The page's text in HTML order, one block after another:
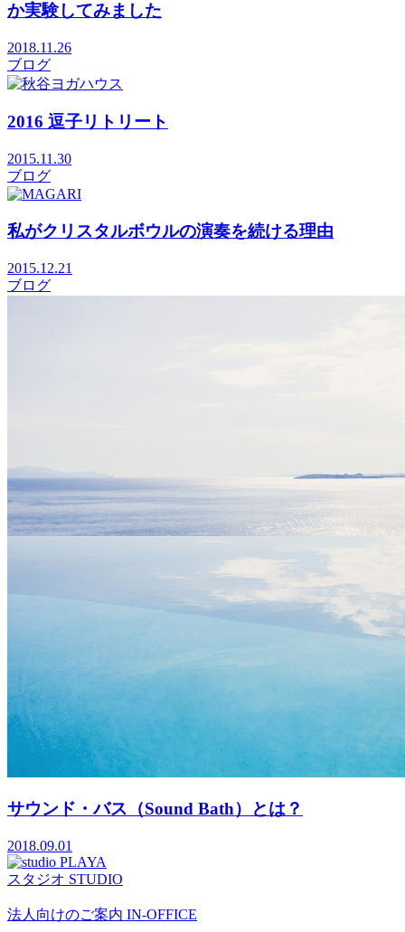
か実験してみました
2018.11.26
ブログ
2016 逗子リトリート
2015.11.30
ブログ
私がクリスタルボウルの演奏を続ける理由
2015.12.21
ブログ
サウンド・バス（Sound Bath）とは？
2018.09.01
スタジオ STUDIO
法人向けのご案内 IN-OFFICE